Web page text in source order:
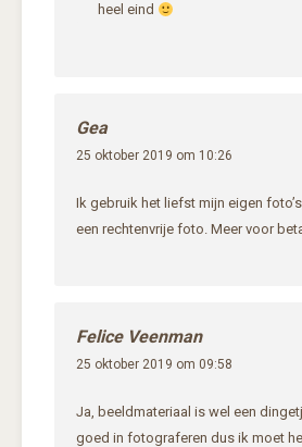
heel eind
Gea
25 oktober 2019 om 10:26
Ik gebruik het liefst mijn eigen
een rechtenvrije foto. Meer voor
Felice Veenman
25 oktober 2019 om 09:58
Ja, beeldmateriaal is wel een
goed in fotograferen dus ik moet